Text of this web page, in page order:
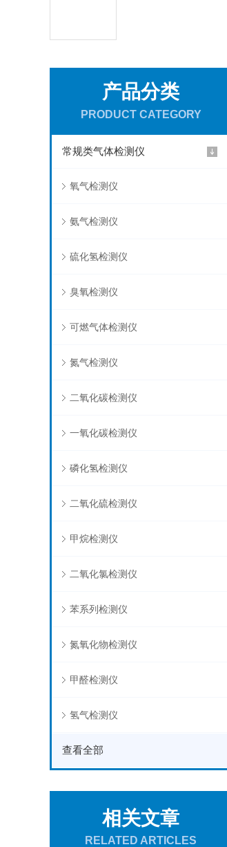
产品分类
PRODUCT CATEGORY
常规类气体检测仪
氧气检测仪
氨气检测仪
硫化氢检测仪
臭氧检测仪
可燃气体检测仪
氮气检测仪
二氧化碳检测仪
一氧化碳检测仪
磷化氢检测仪
二氧化硫检测仪
甲烷检测仪
二氧化氯检测仪
苯系列检测仪
氮氧化物检测仪
甲醛检测仪
氢气检测仪
查看全部
相关文章
RELATED ARTICLES